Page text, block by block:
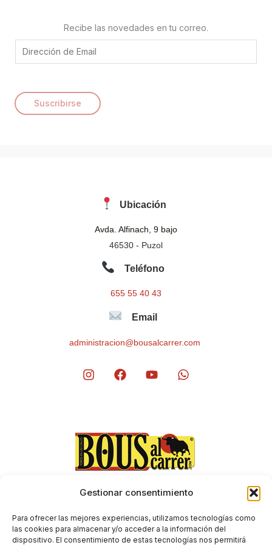
Gestionar consentimiento
Para ofrecer las mejores experiencias, utilizamos tecnologías como
las cookies para almacenar y/o acceder a la información del
dispositivo. El consentimiento de estas tecnologías nos permitirá
Recibe las novedades en tu correo.
m
l
Suscribirse
Ubicación
Avda. Alfinach, 9 bajo
46530 - Puzol
Teléfono
655 55 40 43
Email
administracion@bousalcarrer.com
Aviso Legal
Envíos y devoluciones
Condiciones generales de contratación